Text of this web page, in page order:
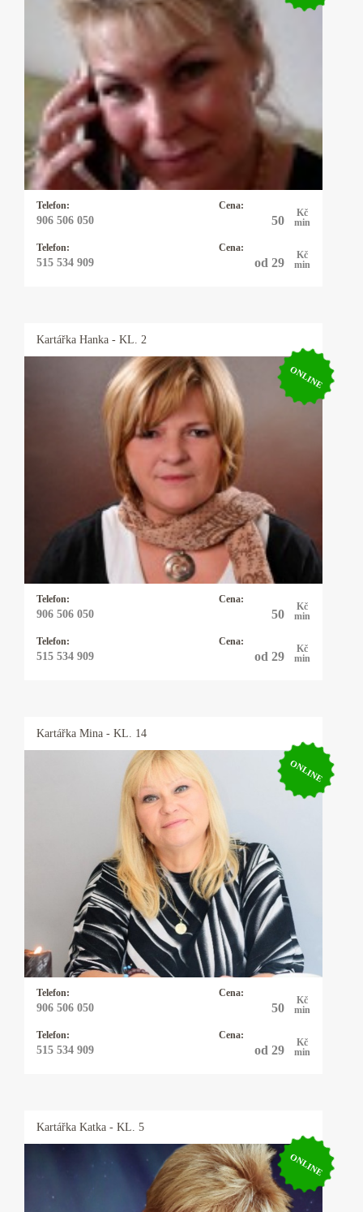
Telefon:
906 506 050
Cena:
50
Kč
min
Telefon:
515 534 909
Cena:
od 29
Kč
min
Kartářka Michaela
Pro své klienty je Michaela pojmem, neboť ví
ihned jádro problému a je velmi přesná, pokud
potřebujete rychlou, jasnou odpověď můžete
zvolit právě ji a budete překvapeni, co vše ví.
Kartářka Hanka - KL. 2
ONLINE
Telefon:
906 506 050
Cena:
50
Kč
min
Telefon:
515 534 909
Cena:
od 29
Kč
min
Kartářka Hanka
Profesionální výklad karet, autorské výklady,
rozbor osobnosti a partnerských vztahů podle
data narození. Pomůžu vám uvědomit si svůj
potenciál. Dodám vám sílu a odvahu, abyste
mohli čelit překážkám a výzvám ve svém
životě.
Kartářka Mina - KL. 14
ONLINE
Telefon:
906 506 050
Cena:
50
Kč
min
Telefon:
515 534 909
Cena:
od 29
Kč
min
Kartářka Mina
Výkladem z karet se zabývám 20let a vykládám
karty Osho Zen Tarot. Tyto karty nevěští, ale
pojmenovávají pravdu přítomného okamžiku a
pouze nabízejí možnosti řešení daného
problému. Tím ponechávají člověku
svobodnou vůli, jak vše řešit. Občas používám
kyvadlo které vyrobila moje dcera.
Kartářka Katka - KL. 5
ONLINE